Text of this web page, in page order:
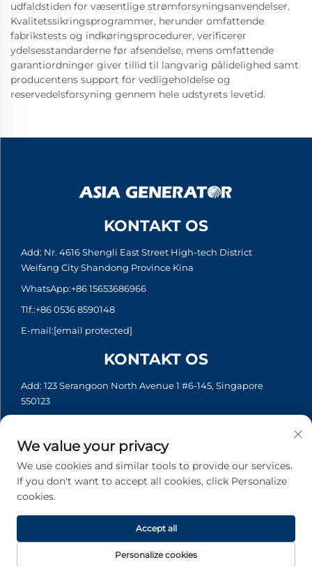
udfaldstiden for væsentlige strømforsyningsanvendelser.
Kvalitetssikringsprogrammer, herunder omfattende
fabrikstests og indkøringsprocedurer, verificerer
ydelsesstandarderne før afsendelse, mens omfattende
garantiordninger giver tillid til langvarig pålidelighed samt
producentens support for vedligeholdelse og
reservedelsforsyning gennem hele udstyrets levetid.
KONTAKT OS
Add: Nr. 4616 Shengli East Street High-tech District
Weifang City Shandong Province Kina
WhatsApp:+86 15653686966
Tlf.:+86 0536 8590148
E-mail:[email protected]
KONTAKT OS
Add: 123 Serangoon North Avenue 1 #6-145, Singapore
550123
Tlf.:+65 6935 2033
E-mail: [email protected]
forbeholdes. -Privatlivspolitik
We value your privacy
We use cookies and similar tools to provide our services.
If you don't want to accept all cookies, click Personalize
cookies.
Personalize cookies
Accept all